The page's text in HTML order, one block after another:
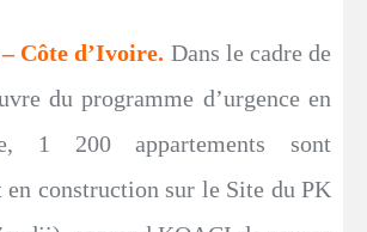
Côte d’Ivoire. Dans le cadre de
du programme d’urgence en
1 200 appartements sont
construction sur le Site du PK